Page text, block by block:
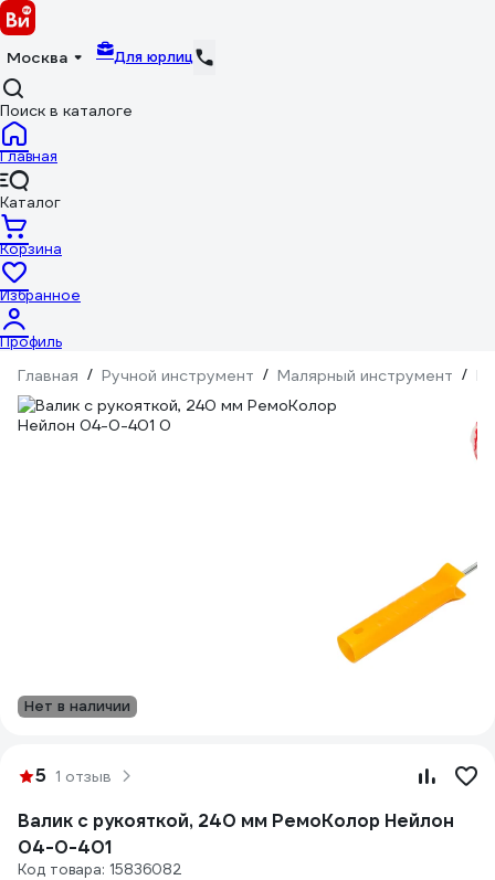
Москва Для юрлиц
Поиск в каталоге
Главная
Каталог
Корзина
Избранное
Профиль
Главная / Ручной инструмент / Малярный инструмент /
Нет в наличии
5 1 отзыв
Валик с рукояткой, 240 мм РемоКолор Нейлон
04-0-401
Код товара: 15836082